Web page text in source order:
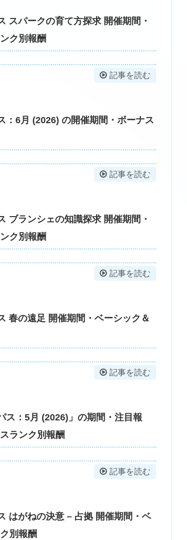
スパークの育て方探求 開催期間・
ク別報酬
記事を読む
：6月 (2026) の開催期間・ボーナス
記事を読む
ブランシェの知識探求 開催期間・
ク別報酬
記事を読む
春の遠足 開催期間・ベーシック＆
記事を読む
ス：5月 (2026)」の期間・注目報
ランク別報酬
記事を読む
はがねの決意 – 占拠 開催期間・ベ
別報酬